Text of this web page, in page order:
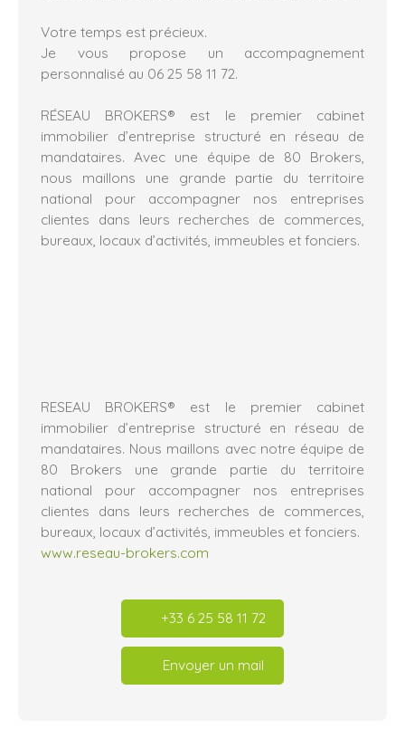
Votre temps est précieux.
Je vous propose un accompagnement
personnalisé au 06 25 58 11 72.
RÉSEAU BROKERS® est le premier cabinet
immobilier d’entreprise structuré en réseau de
mandataires. Avec une équipe de 80 Brokers,
nous maillons une grande partie du territoire
national pour accompagner nos entreprises
clientes dans leurs recherches de commerces,
bureaux, locaux d’activités, immeubles et fonciers.
RESEAU BROKERS® est le premier cabinet
immobilier d’entreprise structuré en réseau de
mandataires. Nous maillons avec notre équipe de
80 Brokers une grande partie du territoire
national pour accompagner nos entreprises
clientes dans leurs recherches de commerces,
bureaux, locaux d’activités, immeubles et fonciers.
www.reseau-brokers.com
+33 6 25 58 11 72
Envoyer un mail